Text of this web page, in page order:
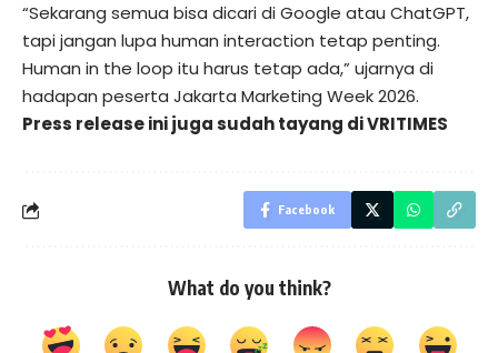
“Sekarang semua bisa dicari di Google atau ChatGPT,
tapi jangan lupa human interaction tetap penting.
Human in the loop itu harus tetap ada,” ujarnya di
hadapan peserta Jakarta Marketing Week 2026.
Press release ini juga sudah tayang diVRITIMES
Facebook
What do you think?